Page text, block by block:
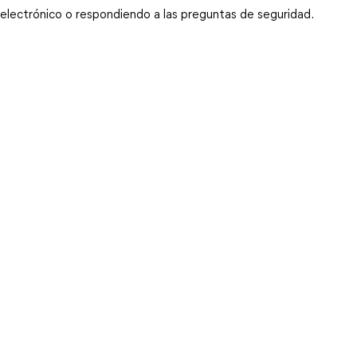
electrónico o respondiendo a las preguntas de seguridad.